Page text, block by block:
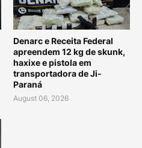
Denarc e Receita Federal
apreendem 12 kg de skunk,
haxixe e pistola em
transportadora de Ji-
Paraná
August 06, 2026